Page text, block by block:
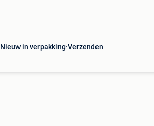
Nieuw in verpakking Verzenden